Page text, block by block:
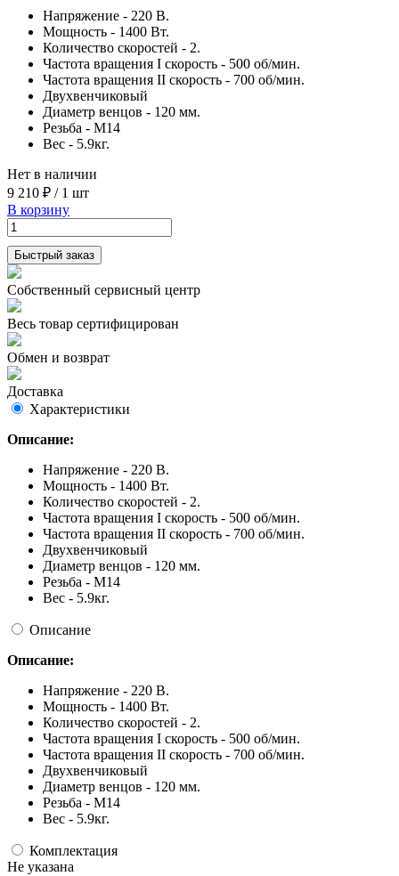
Напряжение - 220 В.
Мощность - 1400 Вт.
Количество скоростей - 2.
Частота вращения I скорость - 500 об/мин.
Частота вращения II скорость - 700 об/мин.
Двухвенчиковый
Диаметр венцов - 120 мм.
Резьба - М14
Вес - 5.9кг.
Нет в наличии
9 210 ₽ / 1 шт
В корзину
Быстрый заказ
Собственный сервисный центр
Весь товар сертифицирован
Обмен и возврат
Доставка
Характеристики
Описание:
Напряжение - 220 В.
Мощность - 1400 Вт.
Количество скоростей - 2.
Частота вращения I скорость - 500 об/мин.
Частота вращения II скорость - 700 об/мин.
Двухвенчиковый
Диаметр венцов - 120 мм.
Резьба - М14
Вес - 5.9кг.
Описание
Описание:
Напряжение - 220 В.
Мощность - 1400 Вт.
Количество скоростей - 2.
Частота вращения I скорость - 500 об/мин.
Частота вращения II скорость - 700 об/мин.
Двухвенчиковый
Диаметр венцов - 120 мм.
Резьба - М14
Вес - 5.9кг.
Комплектация
Не указана